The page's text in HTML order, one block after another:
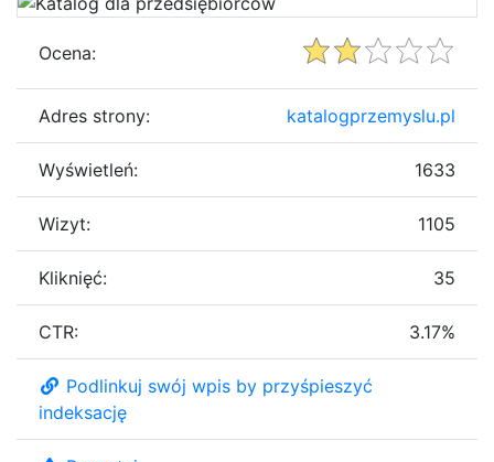
Ocena:
Adres strony: katalogprzemyslu.pl
Wyświetleń: 1633
Wizyt: 1105
Kliknięć: 35
CTR: 3.17%
Podlinkuj swój wpis by przyśpieszyć
indeksację